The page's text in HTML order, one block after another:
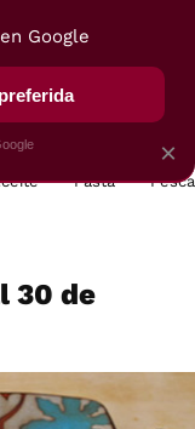
VEGUI
Pasta
30 de
×
Google